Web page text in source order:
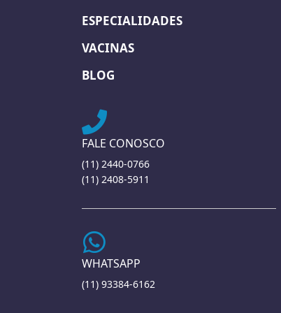
ESPECIALIDADES
VACINAS
BLOG
FALE CONOSCO
(11) 2440-0766
(11) 2408-5911
WHATSAPP
(11) 93384-6162